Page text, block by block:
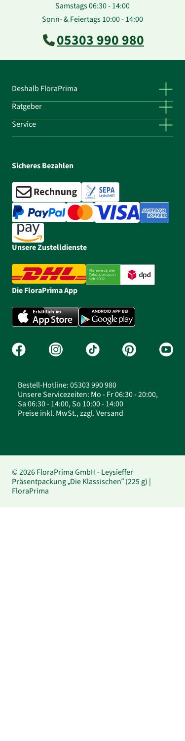
Samstags 06:30 - 14:00
Sonn- & Feiertags 10:00 - 14:00
05303 990 980
Deshalb FloraPrima
Ratgeber
Service
Sicheres Bezahlen
Unsere Zustelldienste
Die FloraPrima App
Bestell-Hotline: 05303 990 980
Unsere Servicezeiten: Mo - Fr 06:30 - 20:00,
Sa 06:30 - 14:00, So 10:00 - 14:00
Preise inkl. MwSt., zzgl. Versand
© 2026 FloraPrima GmbH - Leysieffer
Präsentpackung „Die Klassischen“ (225 g) |
FloraPrima